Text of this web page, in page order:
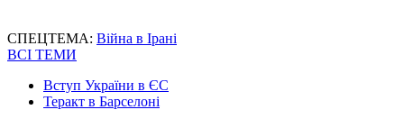
СПЕЦТЕМА: Війна в Ірані
ВСІ ТЕМИ
Вступ України в ЄС
Теракт в Барселоні